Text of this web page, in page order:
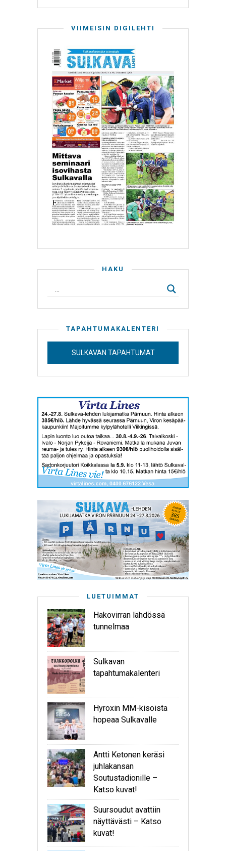
VIIMEISIN DIGILEHTI
HAKU
TAPAHTUMAKALENTERI
SULKAVAN TAPAHTUMAT
LUETUIMMAT
Hakovirran lähdössä
tunnelmaa
Sulkavan
tapahtumakalenteri
Hyroxin MM-kisoista
hopeaa Sulkavalle
Antti Ketonen keräsi
juhlakansan
Soutustadionille –
Katso kuvat!
Suursoudut avattiin
näyttävästi – Katso
kuvat!